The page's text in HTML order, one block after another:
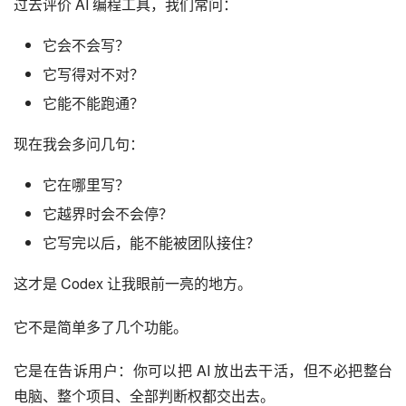
它会不会写？
它写得对不对？
它能不能跑通？
现在我会多问几句：
它在哪里写？
它越界时会不会停？
它写完以后，能不能被团队接住？
这才是 Codex 让我眼前一亮的地方。
它不是简单多了几个功能。
它是在告诉用户：你可以把 AI 放出去干活，但不必把整台
电脑、整个项目、全部判断权都交出去。